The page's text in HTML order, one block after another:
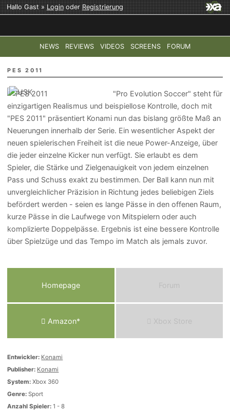
Hallo Gast »LoginoderRegistrierung
NEWS REVIEWS VIDEOS SCREENS FORUM
TOP-THEMEN: COD: MODERN WARFARE 4 HALO:
PES 2011
"Pro Evolution Soccer" steht für
einzigartigen Realismus und beispiellose Kontrolle, doch mit
"PES 2011" präsentiert Konami nun das bislang größte Maß an
Neuerungen innerhalb der Serie. Ein wesentlicher Aspekt der
neuen spielerischen Freiheit ist die neue Power-Anzeige, über
die jeder einzelne Kicker nun verfügt. Sie erlaubt es dem
Spieler, die Stärke und Zielgenauigkeit von jedem einzelnen
Pass und Schuss exakt zu bestimmen. Der Ball kann nun mit
unvergleichlicher Präzision in Richtung jedes beliebigen Ziels
befördert werden - seien es lange Pässe in den offenen Raum,
kurze Pässe in die Laufwege von Mitspielern oder auch
komplizierte Doppelpässe. Ergebnis ist eine bessere Kontrolle
über Spielzüge und das Tempo im Match als jemals zuvor.
Homepage Forum
Amazon* Xbox Store
Entwickler: Konami
Publisher: Konami
System: Xbox 360
Genre: Sport
Anzahl Spieler: 1 - 8